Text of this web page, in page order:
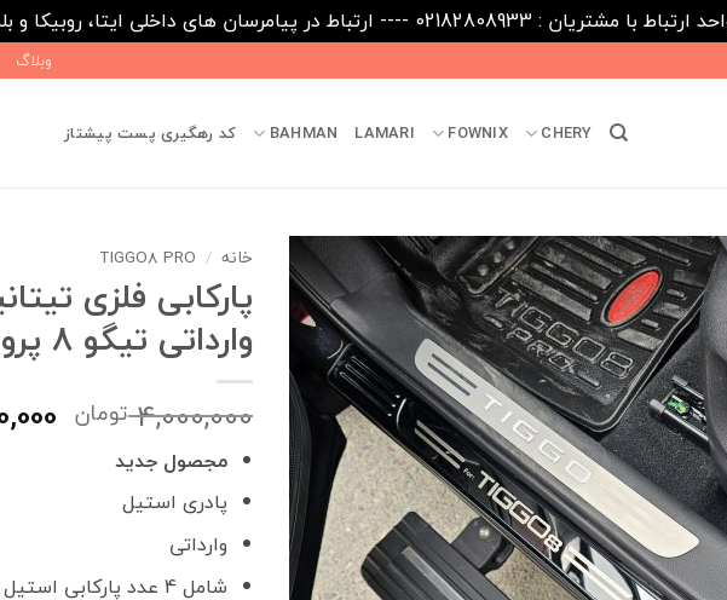
با مشتریان : 02182808933 ---- ارتباط در پیامرسان های داخلی ایتا، روبیکا و بله : 09031116395
وبلاگ
CHERY
FOWNIX
LAMARI
BAHMAN کد رهگیری پست پیشتاز
خانه /
TIGGO8 PRO
پارکابی فلزی
وارداتی تیگو 8 پرو
4,000,000 تومان
اصلی
مجصول جدید
پادری استیل
وارداتی
شامل 4 عدد پارکابی استیل برای رکاب